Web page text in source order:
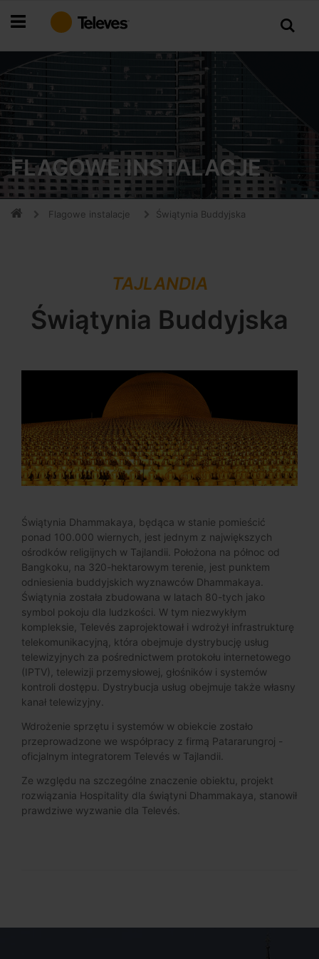
do
FLAGOWE INSTALACJE
Flagowe instalacje Świątynia Buddyjska
TAJLANDIA
Świątynia Buddyjska
Świątynia Dhammakaya, będąca w stanie pomieścić
ponad 100.000 wiernych, jest jednym z największych
ośrodków religijnych w Tajlandii. Położona na północ od
Bangkoku, na 320-hektarowym terenie, jest punktem
odniesienia buddyjskich wyznawców Dhammakaya.
Świątynia została zbudowana w latach 80-tych jako
symbol pokoju dla ludzkości. W tym niezwykłym
kompleksie, Televés zaprojektował i wdrożył infrastrukturę
telekomunikacyjną, która obejmuje dystrybucję usług
telewizyjnych za pośrednictwem protokołu internetowego
(IPTV), telewizji przemysłowej, głośników i systemów
kontroli dostępu. Dystrybucja usług obejmuje także własny
kanał telewizyjny.
Wdrożenie sprzętu i systemów w obiekcie zostało
przeprowadzone we współpracy z firmą Patararungroj -
oficjalnym integratorem Televés w Tajlandii.
Ze względu na szczególne znaczenie obiektu, projekt
rozwiązania Hospitality dla świątyni Dhammakaya, stanowił
prawdziwe wyzwanie dla Televés.